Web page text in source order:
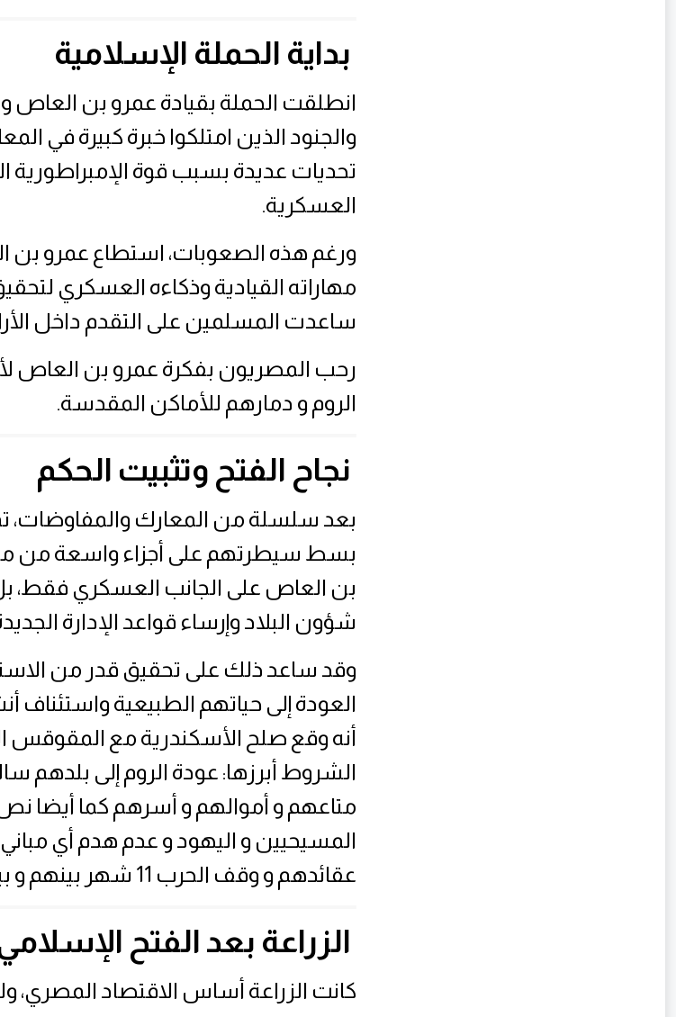
بداية الحملة الإسلامية
انطلقت الحملة بقيادة عمرو بن العاص
والجنود الذين امتلكوا خبرة كبيرة في
تحديات عديدة بسبب قوة الإمبراطورية
العسكرية.
ورغم هذه الصعوبات، استطاع عمرو بن
مهاراته القيادية وذكاءه العسكري
ساعدت المسلمين على التقدم داخل
رحب المصريون بفكرة عمرو بن العاص
الروم و دمارهم للأماكن المقدسة.
نجاح الفتح وتثبيت الحكم
بعد سلسلة من المعارك
بسط سيطرتهم على أجزاء واسعة من
بن العاص على الجانب العسكري فقط،
شؤون البلاد وإرساء قواعد الإدارة
وقد ساعد ذلك على تحقيق قدر من
العودة إلى حياتهم الطبيعية واستئناف
أنه وقع صلح الأسكندرية مع المقوقس
الشروط أبرزها: عودة الروم إلى
متاعهم و أموالهم و أسرهم كما أيضا
المسيحيين و اليهود و عدم هدم أي مباني
عقائدهم و وقف الحرب 11 شهر بينهم و بين البيزنطيين.
الزراعة بعد الفتح
كانت الزراعة أساس الاقتصاد المصري،